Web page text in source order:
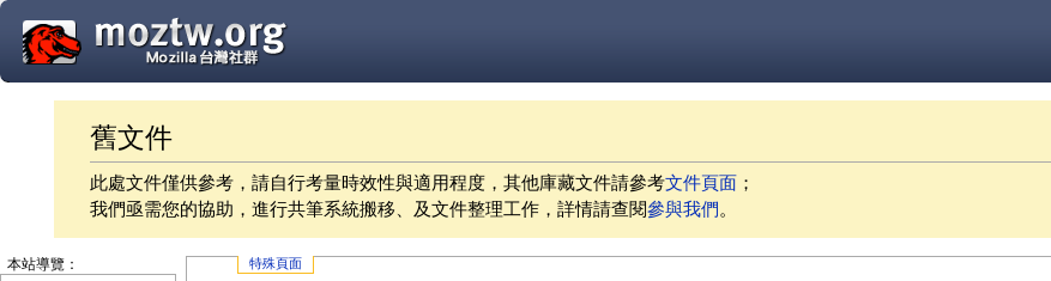
舊文件
此處文件僅供參考，請自行考量時效性與適用程度，其他庫藏文件請參考文件頁面 ；
我們亟需您的協助，進行共筆系統搬移、及文件整理工作，詳情請查閱參與我們。
特殊頁面
本站導覽：